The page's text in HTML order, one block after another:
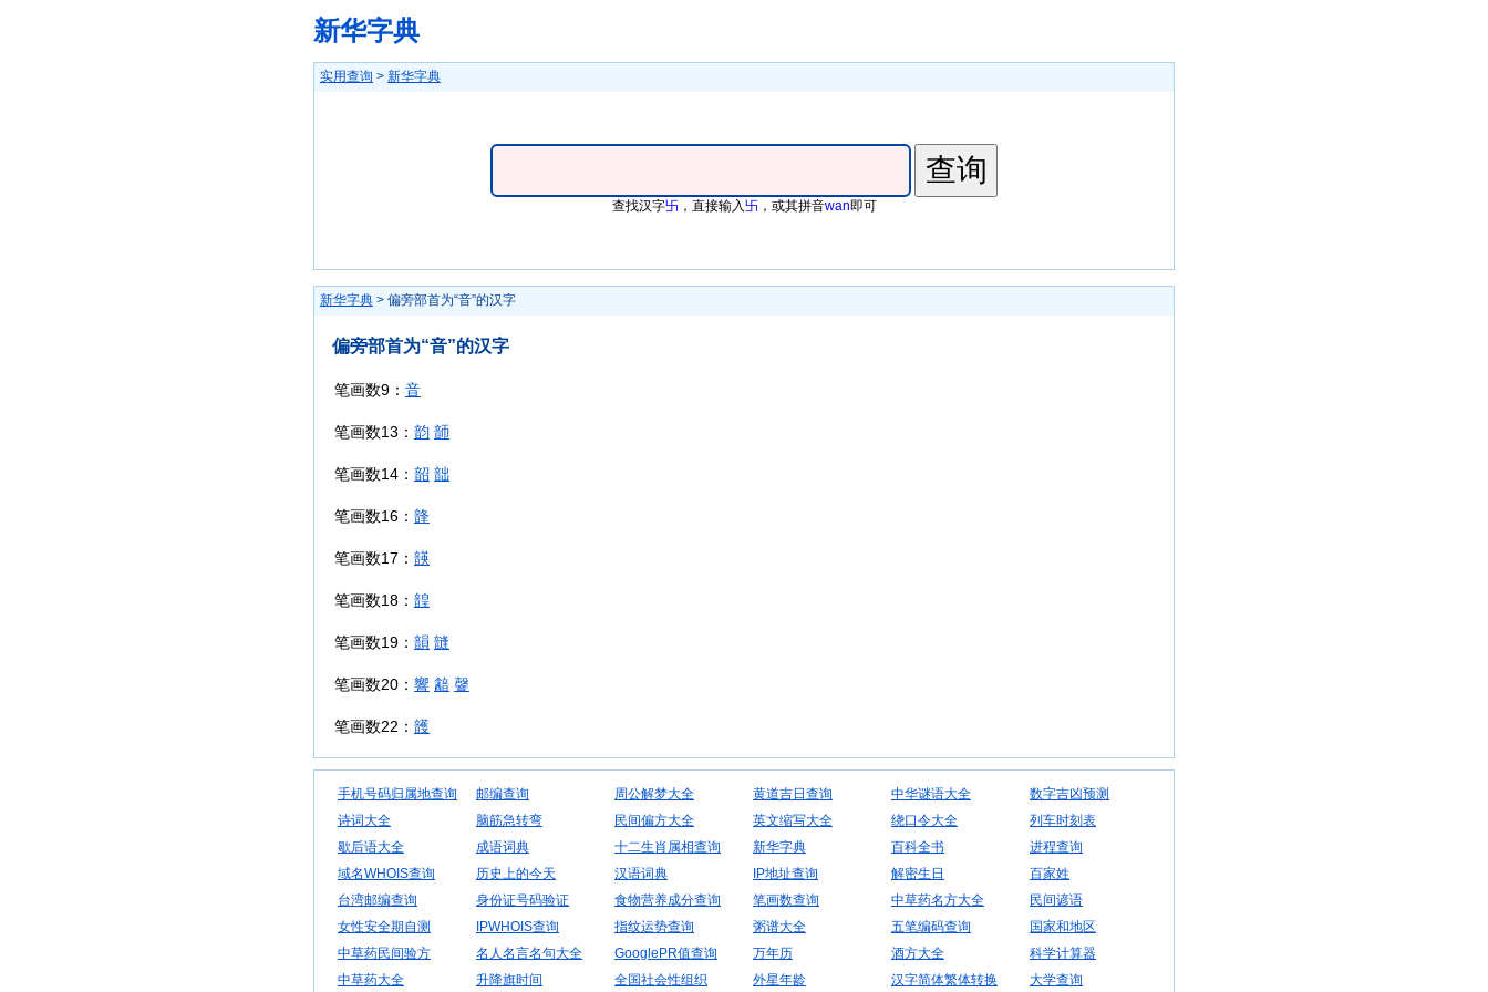
新华字典
实用查询 > 新华字典
查找汉字卐 ，直接输入卐 ，或其拼音wan即可
新华字典 > 偏旁部首为“音”的汉字
偏旁部首为“音”的汉字
笔画数9： 音
笔画数13： 韵 韴
笔画数14： 韶 韷
笔画数16： 韸
笔画数17： 韺
笔画数18： 韹
笔画数19： 韻 韼
笔画数20： 響 韽 韾
笔画数22： 頀
手机号码归属地查询 邮编查询 周公解梦大全 黄道吉日查询 中华谜语大全
数字吉凶预测
诗词大全
脑筋急转弯 民间偏方大全 英文缩写大全 绕口令大全
列车时刻表
歇后语大全
成语词典 十二生肖属相查询 新华字典 百科全书
进程查询
域名WHOIS查询
历史上的今天 汉语词典 IP地址查询 解密生日
百家姓
台湾邮编查询
身份证号码验证 食物营养成分查询 笔画数查询 中草药名方大全
民间谚语
女性安全期自测
IPWHOIS查询 指纹运势查询 粥谱大全 五笔编码查询
国家和地区
中草药民间验方
名人名言名句大全 GooglePR值查询 万年历 酒方大全
科学计算器
中草药大全
升降旗时间 全国社会性组织 外星年龄 汉字简体繁体转换 大学查询